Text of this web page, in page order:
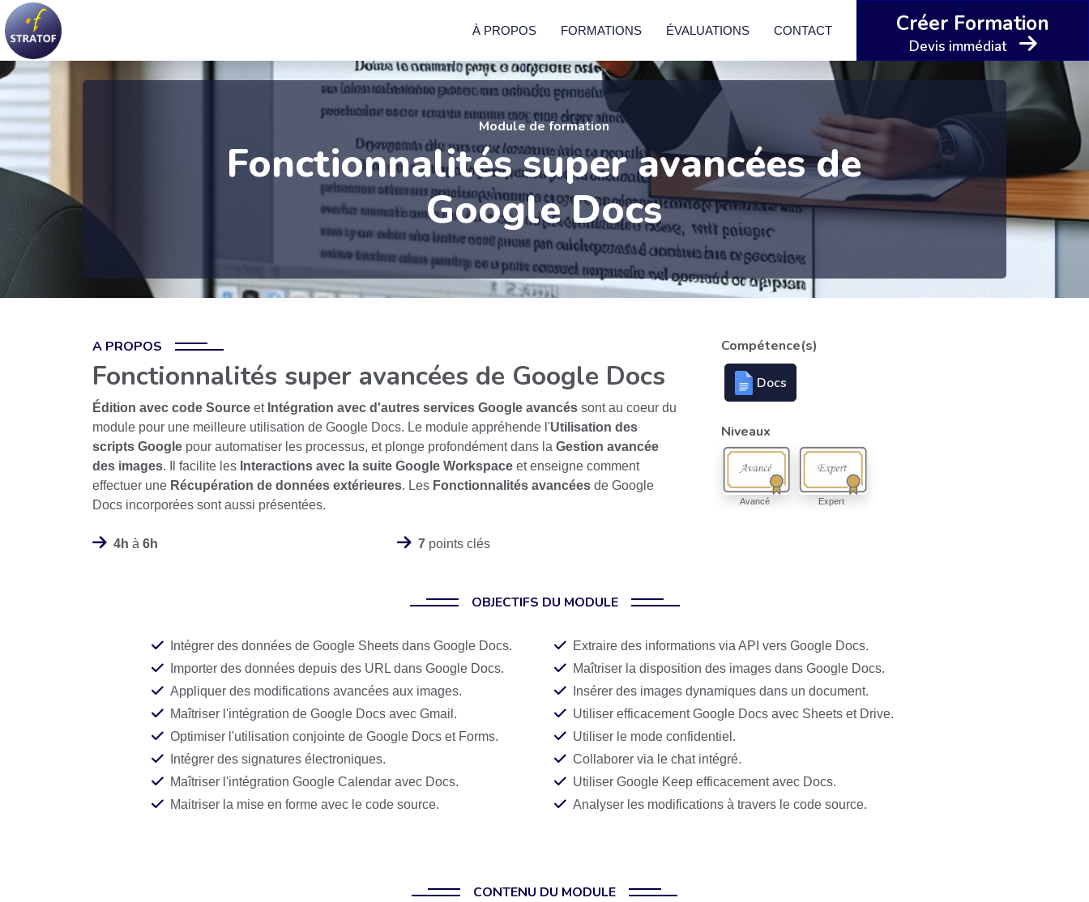
À PROPOS FORMATIONS ÉVALUATIONS CONTACT Créer Formation
Devis immédiat
Module de formation
Fonctionnalités super avancées de
Google Docs
A PROPOS
Fonctionnalités super avancées de Google Docs
Édition avec code Source et Intégration avec d'autres services Google avancés sont au coeur du
module pour une meilleure utilisation de Google Docs. Le module appréhende l'Utilisation des
scripts Google pour automatiser les processus, et plonge profondément dans la Gestion avancée
des images. Il facilite les Interactions avec la suite Google Workspace et enseigne comment
effectuer une Récupération de données extérieures. Les Fonctionnalités avancées de Google
Docs incorporées sont aussi présentées.
4h à 6h 7 points clés
Compétence(s)
Docs
Niveaux
Avancé Expert
OBJECTIFS DU MODULE
Intégrer des données de Google Sheets dans Google Docs.
Extraire des informations via API vers Google Docs.
Importer des données depuis des URL dans Google Docs.
Maîtriser la disposition des images dans Google Docs.
Appliquer des modifications avancées aux images.
Insérer des images dynamiques dans un document.
Maîtriser l'intégration de Google Docs avec Gmail.
Utiliser efficacement Google Docs avec Sheets et Drive.
Optimiser l'utilisation conjointe de Google Docs et Forms.
Utiliser le mode confidentiel.
Intégrer des signatures électroniques.
Collaborer via le chat intégré.
Maîtriser l'intégration Google Calendar avec Docs.
Utiliser Google Keep efficacement avec Docs.
Maitriser la mise en forme avec le code source.
Analyser les modifications à travers le code source.
CONTENU DU MODULE